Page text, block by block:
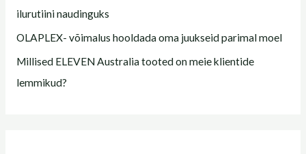
ilurutiini naudinguks
OLAPLEX- võimalus hooldada oma juukseid parimal moel
Millised ELEVEN Australia tooted on meie klientide
lemmikud?